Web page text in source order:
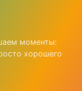
моменты:
хорошего